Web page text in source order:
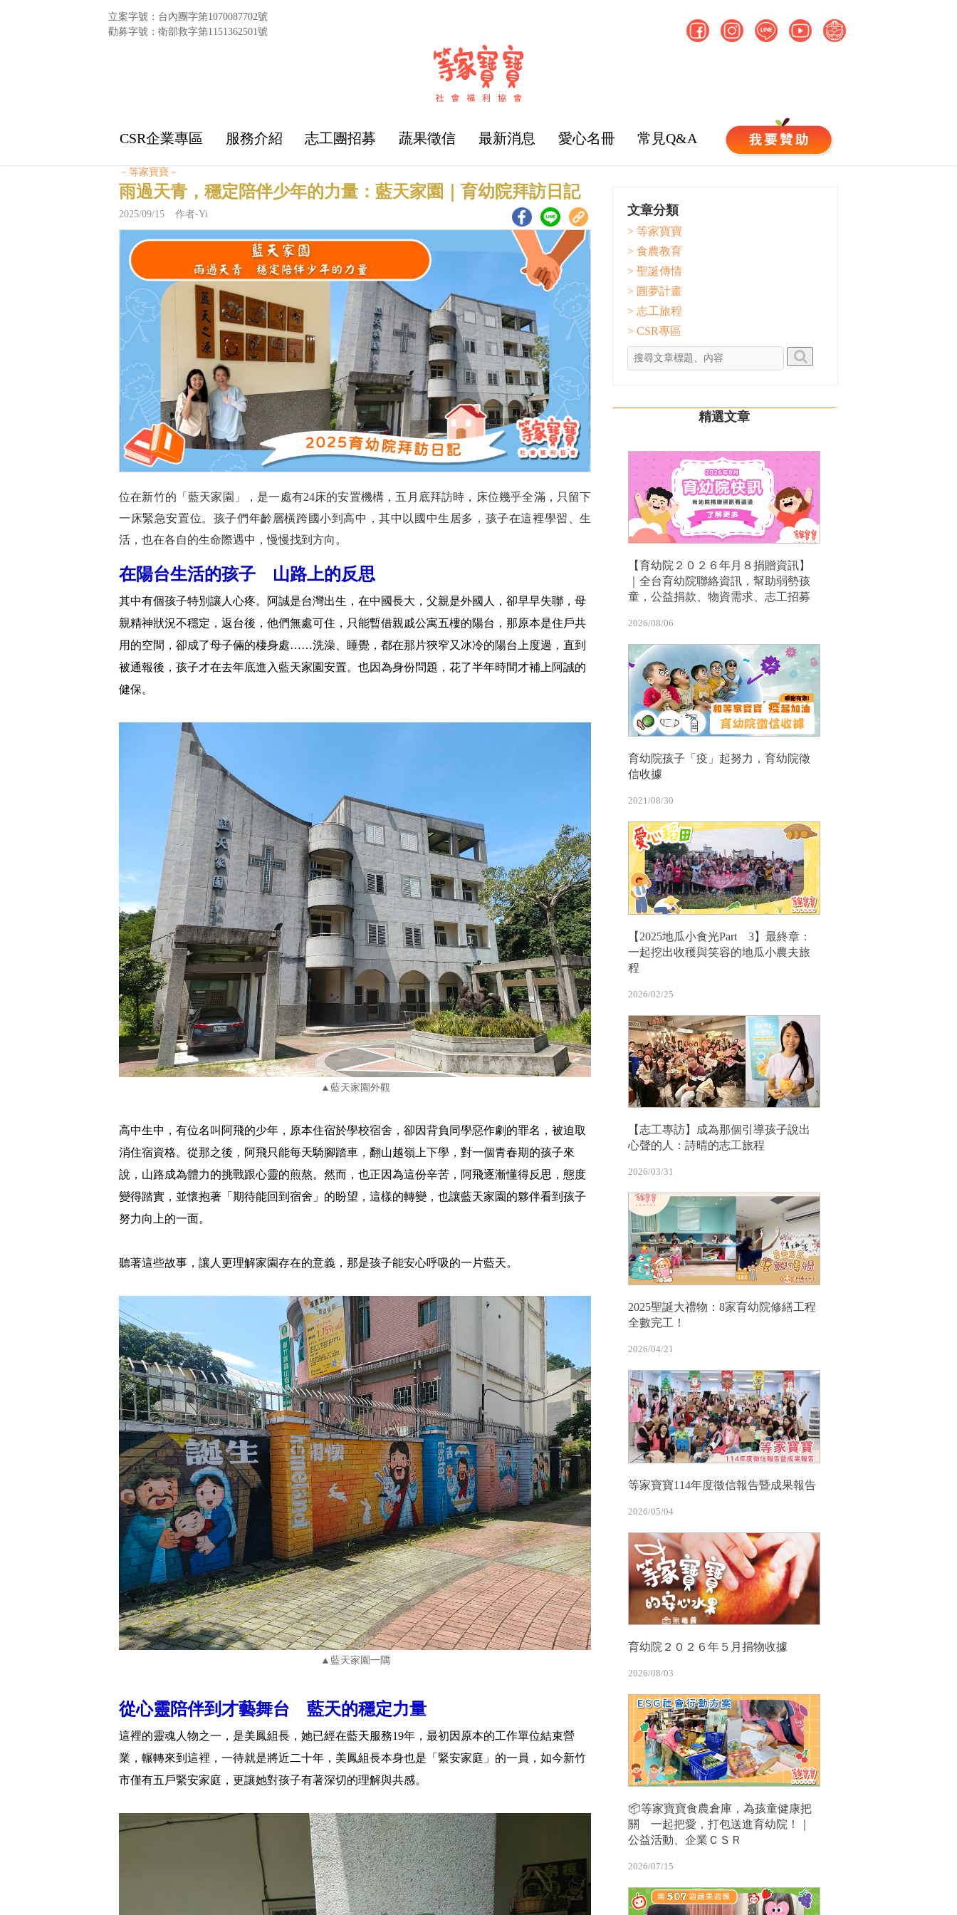
立案字號：台內團字第1070087702號
勸募字號：衛部救字第1151362501號
CSR企業專區 服務介紹 志工團招募 蔬果徵信 最新消息 愛心名冊 常見Q&A
－等家寶寶－
雨過天青，穩定陪伴少年的力量：藍天家園｜育幼院拜訪日記
2025/09/15 作者-Yi
位在新竹的「藍天家園」，是一處有24床的安置機構，五月底拜訪時，床位幾乎全滿，只留下
一床緊急安置位。孩子們年齡層橫跨國小到高中，其中以國中生居多，孩子在這裡學習、生
活，也在各自的生命際遇中，慢慢找到方向。
在陽台生活的孩子 山路上的反思
其中有個孩子特別讓人心疼。阿誠是台灣出生，在中國長大，父親是外國人，卻早早失聯，母
親精神狀況不穩定，返台後，他們無處可住，只能暫借親戚公寓五樓的陽台，那原本是住戶共
用的空間，卻成了母子倆的棲身處……洗澡、睡覺，都在那片狹窄又冰冷的陽台上度過，直到
被通報後，孩子才在去年底進入藍天家園安置。也因為身份問題，花了半年時間才補上阿誠的
健保。
▲藍天家園外觀
高中生中，有位名叫阿飛的少年，原本住宿於學校宿舍，卻因背負同學惡作劇的罪名，被迫取
消住宿資格。從那之後，阿飛只能每天騎腳踏車，翻山越嶺上下學，對一個青春期的孩子來
說，山路成為體力的挑戰跟心靈的煎熬。然而，也正因為這份辛苦，阿飛逐漸懂得反思，態度
變得踏實，並懷抱著「期待能回到宿舍」的盼望，這樣的轉變，也讓藍天家園的夥伴看到孩子
努力向上的一面。
聽著這些故事，讓人更理解家園存在的意義，那是孩子能安心呼吸的一片藍天。
▲藍天家園一隅
從心靈陪伴到才藝舞台 藍天的穩定力量
這裡的靈魂人物之一，是美鳳組長，她已經在藍天服務19年，最初因原本的工作單位結束營
業，輾轉來到這裡，一待就是將近二十年，美鳳組長本身也是「緊安家庭」的一員，如今新竹
市僅有五戶緊安家庭，更讓她對孩子有著深切的理解與共感。
文章分類
> 等家寶寶
> 食農教育
> 聖誕傳情
> 圓夢計畫
> 志工旅程
> CSR專區
精選文章
【育幼院２０２６年月８捐贈資訊】
｜全台育幼院聯絡資訊，幫助弱勢孩
童，公益捐款、物資需求、志工招募
2026/08/06
育幼院孩子「疫」起努力，育幼院徵
信收據
2021/08/30
【2025地瓜小食光Part 3】最終章：
一起挖出收穫與笑容的地瓜小農夫旅
程
2026/02/25
【志工專訪】成為那個引導孩子說出
心聲的人：詩晴的志工旅程
2026/03/31
2025聖誕大禮物：8家育幼院修繕工程
全數完工！
2026/04/21
等家寶寶114年度徵信報告暨成果報告
2026/05/04
育幼院２０２６年５月捐物收據
2026/08/03
📦等家寶寶食農倉庫，為孩童健康把
關 一起把愛，打包送進育幼院！｜
公益活動、企業ＣＳＲ
2026/07/15